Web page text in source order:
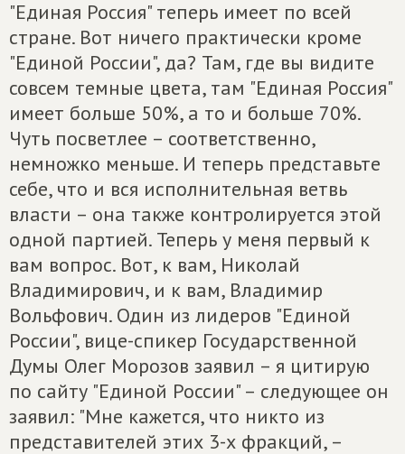
"Единая Россия" теперь имеет по всей
стране. Вот ничего практически кроме
"Единой России", да? Там, где вы видите
совсем темные цвета, там "Единая Россия"
имеет больше 50%, а то и больше 70%.
Чуть посветлее – соответственно,
немножко меньше. И теперь представьте
себе, что и вся исполнительная ветвь
власти – она также контролируется этой
одной партией. Теперь у меня первый к
вам вопрос. Вот, к вам, Николай
Владимирович, и к вам, Владимир
Вольфович. Один из лидеров "Единой
России", вице-спикер Государственной
Думы Олег Морозов заявил – я цитирую
по сайту "Единой России" – следующее он
заявил: "Мне кажется, что никто из
представителей этих 3-х фракций, –